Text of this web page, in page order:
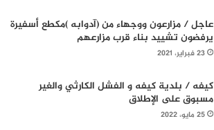
عاجل / مزارعون ووجهاء من (آدوابه )مكطع أسفيرة
يرفضون تشييد بناء قرب مزارعهم
23 فبراير، 2021
كيفه / بلدية كيفه و الفشل الكارثي والغير
مسبوق على الإطلاق
25 مايو، 2022